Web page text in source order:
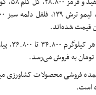
فروشی محصولات کشاورزی
است.